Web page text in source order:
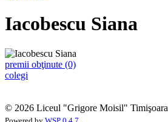
Iacobescu Siana
premii obţinute (0)
colegi
© 2026 Liceul "Grigore Moisil" Timişoara